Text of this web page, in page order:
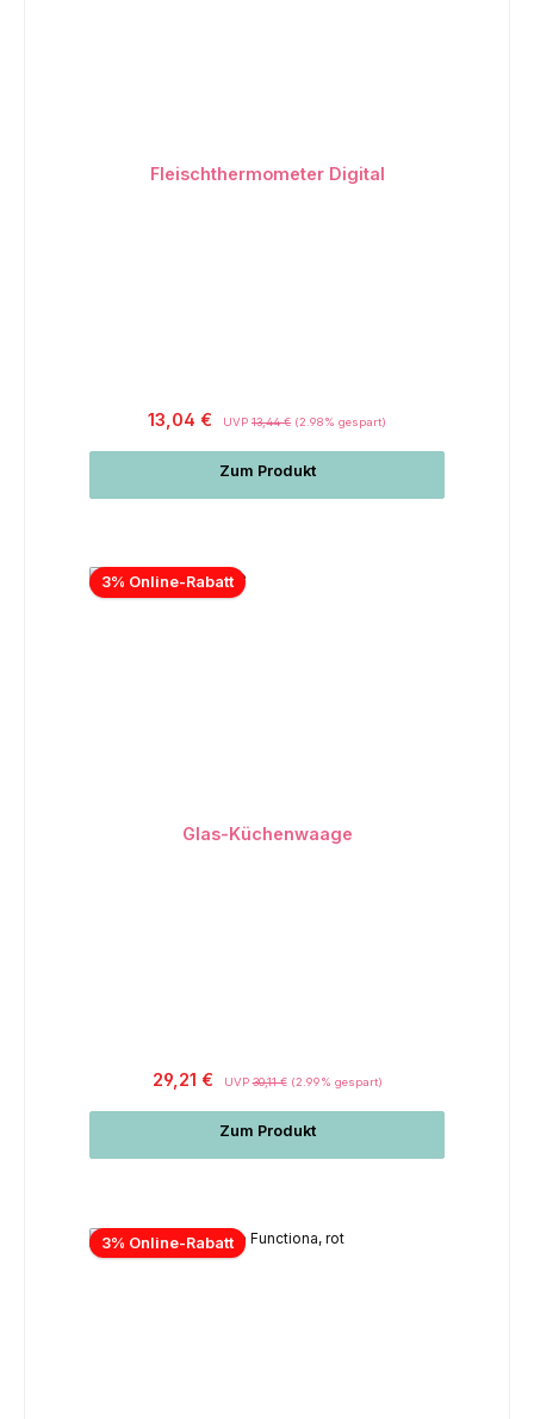
Fleischthermometer Digital
13,04 € UVP 13,44 € (2.98% gespart)
Zum Produkt
3% Online-Rabatt
Glas-Küchenwaage
29,21 € UVP30,11 € (2.99% gespart)
Zum Produkt
3% Online-Rabatt